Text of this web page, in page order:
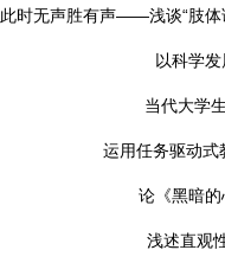
此时无声胜有声——浅谈“肢体
以科学
当代大学
运用任务驱动式
论《黑暗
浅述直观